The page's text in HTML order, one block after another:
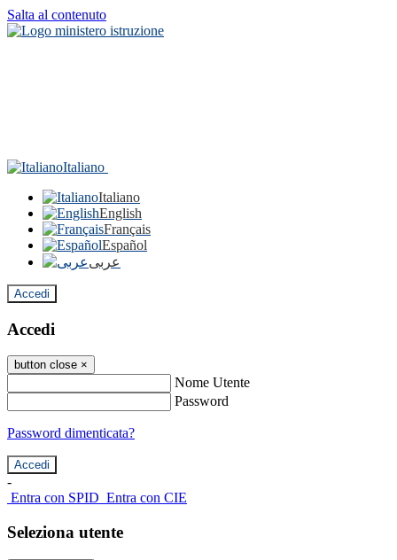
Salta al contenuto
Italiano
Italiano
English
Français
Español
عربى
Accedi
Accedi
button close ×
Nome Utente
Password
Password dimenticata?
-
Entra con SPID Entra con CIE
Seleziona utente